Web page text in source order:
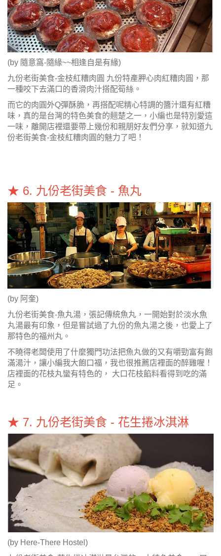
(by 隨意窩-隨緣~~相逢自是有緣)
九份老街美食-金枝紅糟肉圓 九份特產胛心肉紅糟肉圓，那
一種咬下去滿口的香滑肉汁搭配筍絲。
而它的肉圓外Q彈酥脆，再搭配呢精心特調的醬汁還有紅糟
味，真的是台灣的特色美食的翹楚之一，小編也是特別愛這
一味，離開店裡還要帶上幾份和親朋好友們分享，就知道九
份老街美食-金枝紅糟肉圓的魅力了吧！
★ 6. 九份老街美食 - 魚丸
(by 阿奎)
九份老街美食-魚丸湯，張記傳統魚丸，一開始對於淡水魚
丸湯最有印象，但是嘗試過了九份的魚丸湯之後，也愛上了
那特色的福州丸。
不曉得老闆使用了什麼獨門功法把魚丸做的又有嚼勁富有飽
滿湯汁，讓小編我大飽口福，我也很推薦店裡面的醉雞喔！
店裡面的花枝丸蠻有特色的， 大口花枝餡料看得到吃的滿
足。
★ 7. 九份老街美食 - 花生捲冰淇淋
(by Here-There Hostel)